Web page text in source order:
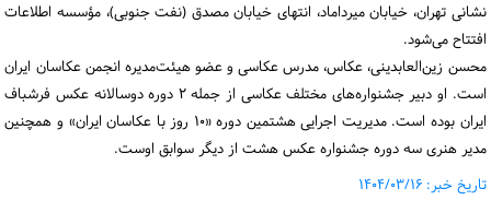
نشانی تهران، خیابان میرداماد، انتهای خیابان مصدق (نفت جنوبی)، مؤسسه اطلاعات
افتتاح می‌شود.
محسن زین‌العابدینی، عکاس، مدرس عکاسی و عضو هیئت‌مدیره انجمن عکاسان ایران
است. او دبیر جشنواره‌های مختلف عکاسی از جمله ۲ دوره دوسالانه عکس فرشباف
ایران بوده است. مدیریت اجرایی هشتمین دوره «۱۰ روز با عکاسان ایران» و همچنین
مدیر هنری سه دوره جشنواره عکس هشت از دیگر سوابق اوست.
تاریخ خبر: ۱۴۰۴/۰۳/۱۶